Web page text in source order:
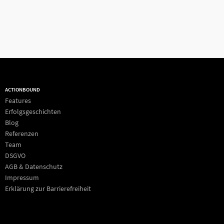
ACTIONBOUND
Features
Erfolgsgeschichten
Blog
Referenzen
Team
DSGVO
AGB & Datenschutz
Impressum
Erklärung zur Barrierefreiheit